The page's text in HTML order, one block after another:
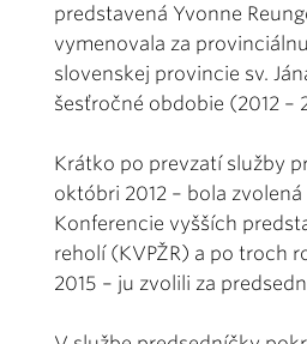
predstavená Yvonne
vymenovala za
slovenskej provincie sv.
šesťročné obdobie (2012 –
Krátko po prevzatí služby
októbri 2012 – bola zvolená
Konferencie vyšších
reholí (KVPŽR) a po troch
2015 – ju zvolili za